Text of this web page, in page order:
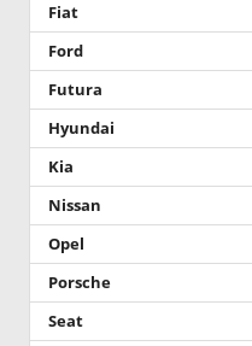
Fiat
Ford
Futura
Hyundai
Kia
Nissan
Opel
Porsche
Seat